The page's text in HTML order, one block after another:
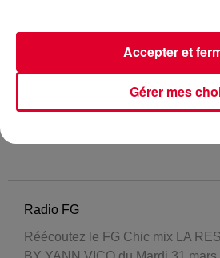
Radio FG
Réécoutez le FG Chic mix LA
Gérer mes
Accepter et